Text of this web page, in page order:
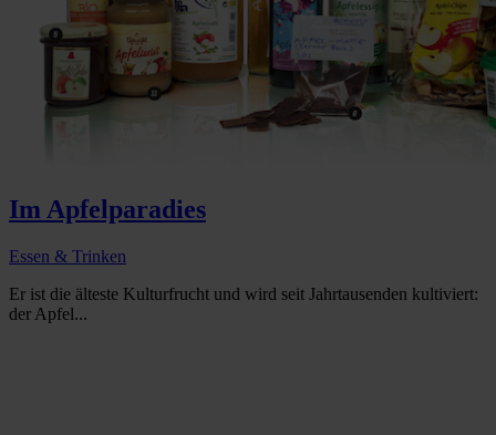
Im Apfelparadies
Essen & Trinken
Er ist die älteste Kulturfrucht und wird seit Jahrtausenden kultiviert:
der Apfel...